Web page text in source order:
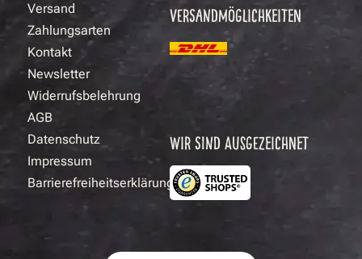
Versand
Zahlungsarten
Kontakt
Newsletter
Widerrufsbelehrung
AGB
Datenschutz
Impressum
Barrierefreiheitserklärung
VERSANDMÖGLICHKEITEN
WIR SIND AUSGEZEICHNET